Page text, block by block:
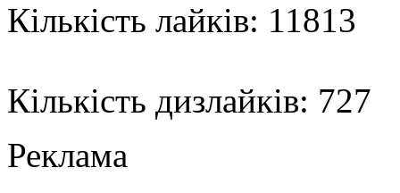
Кількість лайків: 11813
Кількість дизлайків: 727
Реклама